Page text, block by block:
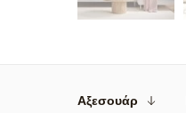
Αξεσουάρ